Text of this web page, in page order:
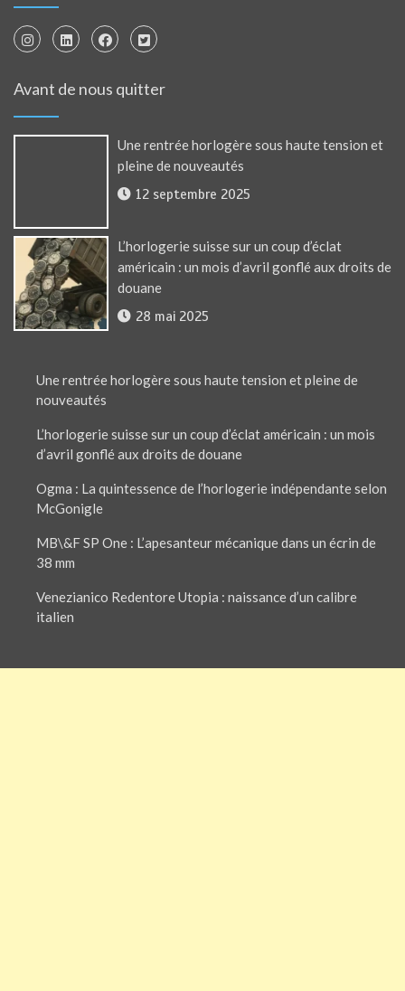
Avant de nous quitter
Une rentrée horlogère sous haute tension et
pleine de nouveautés
12 septembre 2025
L’horlogerie suisse sur un coup d’éclat
américain : un mois d’avril gonflé aux droits de
douane
28 mai 2025
Une rentrée horlogère sous haute tension et pleine de
nouveautés
L’horlogerie suisse sur un coup d’éclat américain : un mois
d’avril gonflé aux droits de douane
Ogma : La quintessence de l’horlogerie indépendante selon
McGonigle
MB\&F SP One : L’apesanteur mécanique dans un écrin de
38 mm
Venezianico Redentore Utopia : naissance d’un calibre
italien